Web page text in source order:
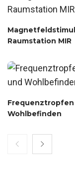
Raumstation MIR
Frequenz­tropfen
Wohlbefinden